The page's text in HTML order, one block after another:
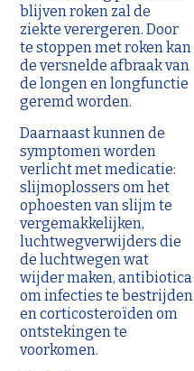
blijven roken zal de
ziekte verergeren. Door
te stoppen met roken kan
de versnelde afbraak van
de longen en longfunctie
geremd worden.
Daarnaast kunnen de
symptomen worden
verlicht met medicatie:
slijmoplossers om het
ophoesten van slijm te
vergemakkelijken,
luchtwegverwijders die
de luchtwegen wat
wijder maken, antibiotica
om infecties te bestrijden
en corticosteroïden om
ontstekingen te
voorkomen.